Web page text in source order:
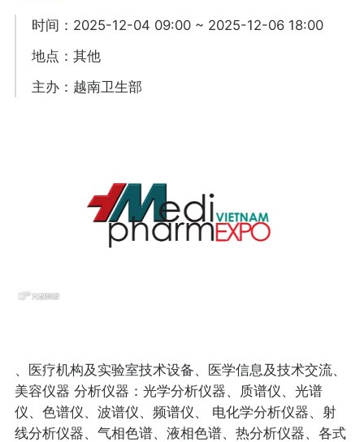
时间：2025-12-04 09:00 ~ 2025-12-06 18:00
地点：其他
主办：越南卫生部
、医疗机构及实验室技术设备、医学信息及技术交流、
美容仪器 分析仪器：光学分析仪器、质谱仪、光谱
仪、色谱仪、波谱仪、频谱仪、 电化学分析仪器、射
线分析仪器、气相色谱、液相色谱、热分析仪器、各式